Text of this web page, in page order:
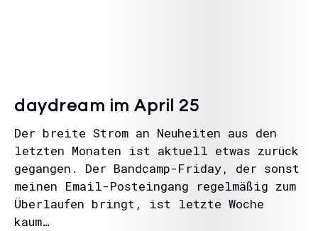
daydream im April 25
Der breite Strom an Neuheiten aus den
letzten Monaten ist aktuell etwas zurück
gegangen. Der Bandcamp-Friday, der sonst
meinen Email-Posteingang regelmäßig zum
Überlaufen bringt, ist letzte Woche
kaum…